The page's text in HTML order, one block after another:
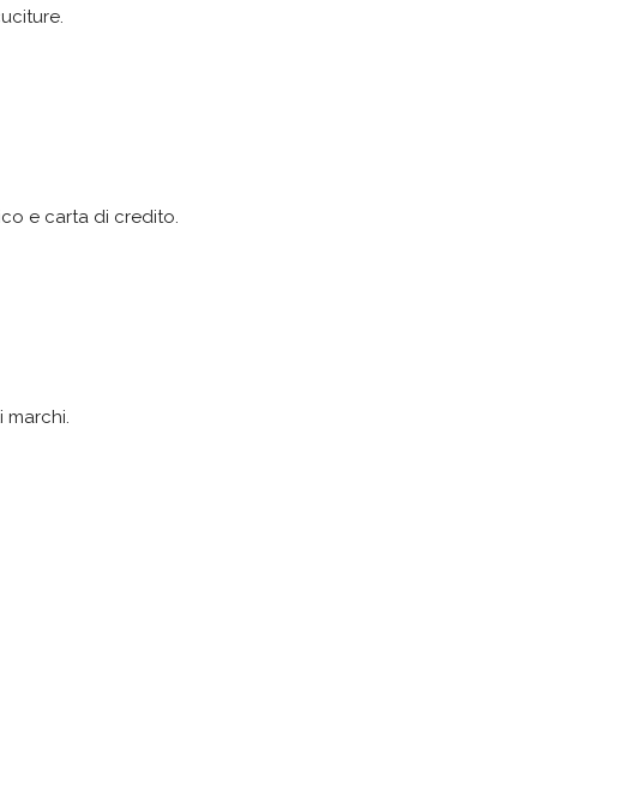
e carta di credito.
marchi.